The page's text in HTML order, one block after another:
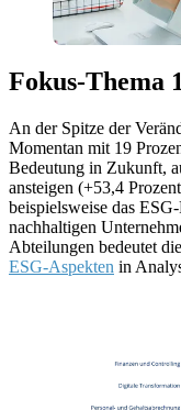
Fokus-Thema
An der Spitze der
Momentan mit 19
Bedeutung in Zukunft,
ansteigen (+53,4
beispielsweise das
nachhaltigen
Abteilungen bedeutet
ESG-Aspekten in